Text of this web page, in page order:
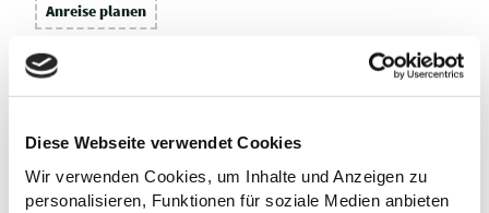
Diese Webseite verwendet Cookies
Wir verwenden Cookies, um Inhalte und Anzeigen zu
personalisieren, Funktionen für soziale Medien anbieten
Anreise planen